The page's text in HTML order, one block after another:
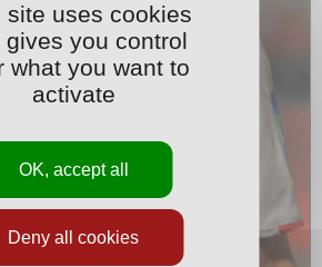
site uses cookies
gives you control
what you want to
activate
OK, accept all
Deny all cookies